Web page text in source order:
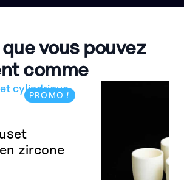
vous pouvez
comme
PROMO !
zircone